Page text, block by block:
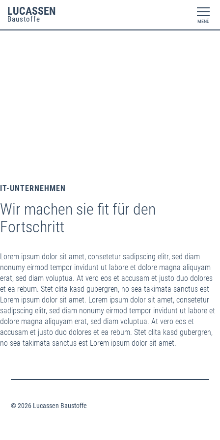
LUCASSEN
Baustoffe MENÜ
IT-UNTERNEHMEN
Wir machen sie fit für den
Fortschritt
Lorem ipsum dolor sit amet, consetetur sadipscing elitr, sed diam
nonumy eirmod tempor invidunt ut labore et dolore magna aliquyam
erat, sed diam voluptua. At vero eos et accusam et justo duo dolores
et ea rebum. Stet clita kasd gubergren, no sea takimata sanctus est
Lorem ipsum dolor sit amet. Lorem ipsum dolor sit amet, consetetur
sadipscing elitr, sed diam nonumy eirmod tempor invidunt ut labore et
dolore magna aliquyam erat, sed diam voluptua. At vero eos et
accusam et justo duo dolores et ea rebum. Stet clita kasd gubergren,
no sea takimata sanctus est Lorem ipsum dolor sit amet.
© 2026 Lucassen Baustoffe